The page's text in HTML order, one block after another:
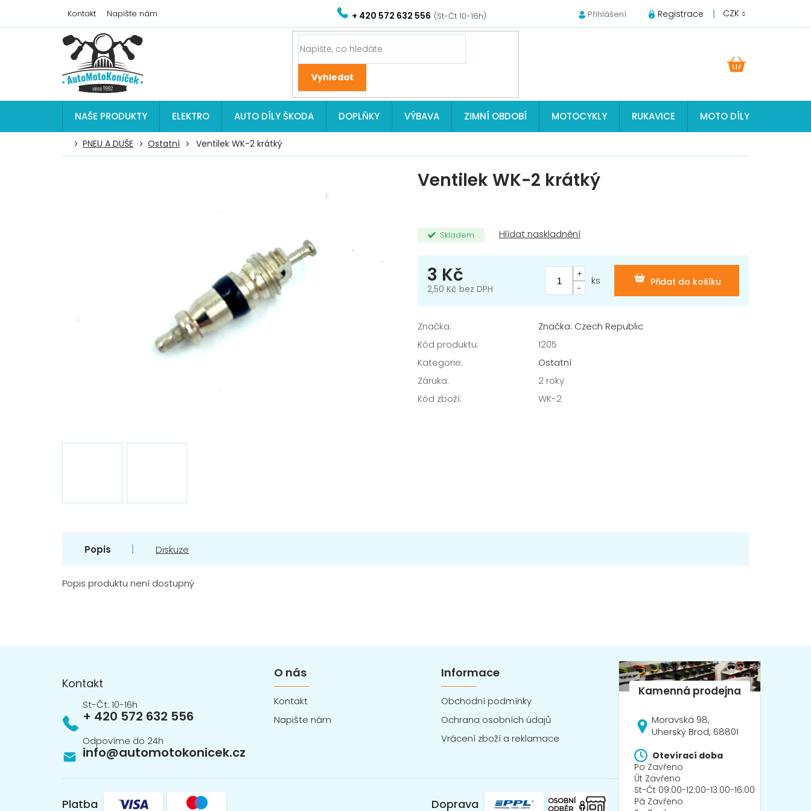
obsah
+ 420 572 632 556
Kontakt Napište nám CZK
Přihlášení Registrace
NAŠE PRODUKTY ELEKTRO AUTO DÍLY ŠKODA DOPLŇKY VÝBAVA ZIMNÍ OBDOBÍ MOTOCYKLY RUKAVICE MOTO DÍLY JAWA, ČZ,
PNEU A DUŠE Ostatní Ventilek WK-2 krátký
Ventilek WK-2 krátký
Skladem
3 Kč
2,50 Kč bez DPH
Přidat do košíku
ks
Značka:
Značka: Czech Republic
Kód produktu:
1205
Kategorie:
Ostatní
Záruka:
2 roky
Kód zboží: WK-2
Popis Diskuze
Popis produktu není dostupný
Kontakt
info@automotokonicek.cz
+ 420 572 632 556
O nás
Kontakt
Napište nám
Informace
Obchodní podmínky
Ochrana osobních údajů
Vrácení zboží a reklamace
Platba Doprava
Moravská 98,
Uherský Brod, 68801
Otevírací doba
Po Zavřeno
Út Zavřeno
St-Čt 09:00-12:00-13:00-16:00
Pá Zavřeno